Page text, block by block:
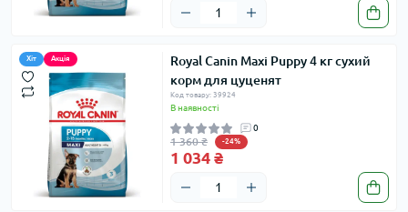
Хіт Акція
Royal Сanin Maxi Puppy 4 кг сухий
корм для цуценят
Код товару: 39924
В наявності
0
1 360 ₴ -24%
1 034 ₴